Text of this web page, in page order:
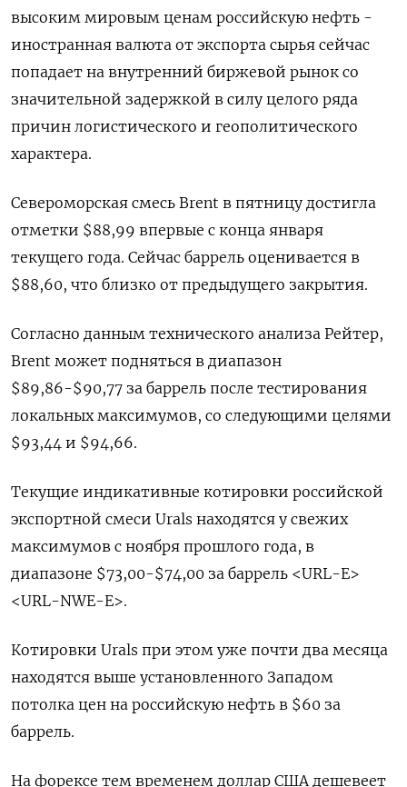
высоким мировым ценам российскую нефть -
иностранная валюта от экспорта сырья сейчас
попадает на внутренний биржевой рынок со
значительной задержкой в силу целого ряда
причин логистического и геополитического
характера.
Североморская смесь Brent в пятницу достигла
отметки $88,99 впервые с конца января
текущего года. Сейчас баррель оценивается в
$88,60, что близко от предыдущего закрытия.
Согласно данным технического анализа Рейтер,
Brent может подняться в диапазон
$89,86-$90,77 за баррель после тестирования
локальных максимумов, со следующими целями
$93,44 и $94,66.
Текущие индикативные котировки российской
экспортной смеси Urals находятся у свежих
максимумов с ноября прошлого года, в
диапазоне $73,00-$74,00 за баррель <URL-E>
<URL-NWE-E>.
Котировки Urals при этом уже почти два месяца
находятся выше установленного Западом
потолка цен на российскую нефть в $60 за
баррель.
На форексе тем временем доллар США дешевеет